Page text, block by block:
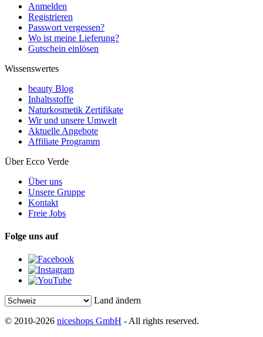
Anmelden
Registrieren
Passwort vergessen?
Wo ist meine Lieferung?
Gutschein einlösen
Wissenswertes
beauty Blog
Inhaltsstoffe
Naturkosmetik Zertifikate
Wir und unsere Umwelt
Aktuelle Angebote
Affiliate Programm
Über Ecco Verde
Über uns
Unsere Gruppe
Kontakt
Freie Jobs
Folge uns auf
Land ändern
© 2010-2026 niceshops GmbH - All rights reserved.